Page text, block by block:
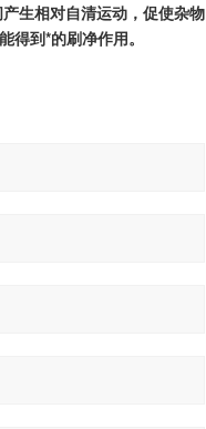
生相对自清运动，促使杂物
到*的刷净作用。